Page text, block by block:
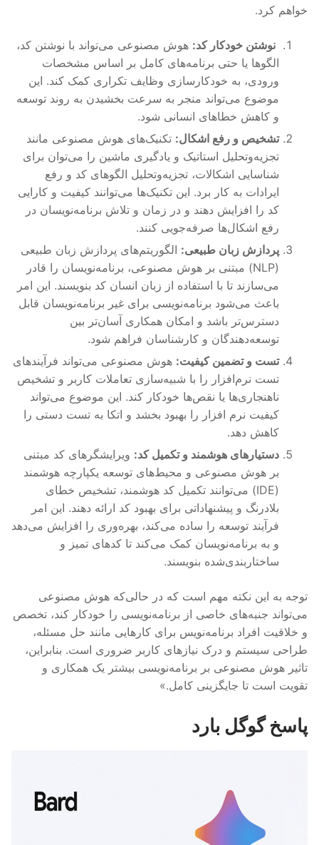
خواهم کرد.
نوشتن خودکار کد: هوش مصنوعی می‌تواند با نوشتن کد،
الگوها یا حتی برنامه‌های کامل بر اساس مشخصات
ورودی، به خودکارسازی وظایف تکراری کمک کند. این
موضوع می‌تواند منجر به سرعت بخشیدن به روند توسعه
و کاهش خطاهای انسانی شود.
تشخیص و رفع اشکال: تکنیک‌های هوش مصنوعی مانند
تجزیه‌وتحلیل استاتیک و یادگیری ماشین را می‌توان برای
شناسایی اشکالات، تجزیه‌وتحلیل الگوهای کد و رفع‌
ایرادات به کار برد. این تکنیک‌ها می‌توانند کیفیت و کارایی
کد را افزایش دهند و در زمان و تلاش برنامه‌نویسان در
رفع اشکال‌ها صرفه‌جویی کنند.
پردازش زبان طبیعی: الگوریتم‌های پردازش زبان طبیعی
(NLP) مبتنی بر هوش مصنوعی، برنامه‌نویسان را قادر
می‌سازند تا با استفاده از زبان انسان کد بنویسند. این امر
باعث می‌شود برنامه‌نویسی برای غیر برنامه‌نویسان قابل
دسترس‌تر باشد و امکان همکاری آسان‌تر بین
توسعه‌دهندگان و کارشناسان فراهم شود.
تست و تضمین کیفیت: هوش مصنوعی می‌تواند فرآیندهای
تست نرم‌افزار را با شبیه‌سازی تعاملات کاربر و تشخیص
ناهنجاری‌ها یا نقص‌ها خودکار کند. این موضوع می‌تواند
کیفیت نرم افزار را بهبود بخشد و اتکا به تست دستی را
کاهش دهد.
دستیارهای هوشمند و تکمیل کد: ویرایشگرهای کد مبتنی
بر هوش مصنوعی و محیط‌های توسعه یکپارچه هوشمند
(IDE) می‌توانند تکمیل کد هوشمند، تشخیص خطای
بلادرنگ و پیشنهاداتی برای بهبود کد ارائه دهند. این امر
فرآیند توسعه را ساده می‌کند، بهره‌وری را افزایش می‌دهد
و به برنامه‌نویسان کمک می‌کند تا کدهای تمیز و
ساختاربندی‌شده بنویسند.
توجه به این نکته مهم است که در حالی‌که هوش مصنوعی
می‌تواند جنبه‌های خاصی از برنامه‌نویسی را خودکار کند، تخصص
و خلاقیت افراد برنامه‌نویس برای کارهایی مانند حل مسئله،
طراحی سیستم و درک نیازهای کاربر ضروری است. بنابراین،
تاثیر هوش مصنوعی بر برنامه‌نویسی بیشتر یک همکاری و
تقویت است تا جایگزینی کامل.»
پاسخ گوگل بارد